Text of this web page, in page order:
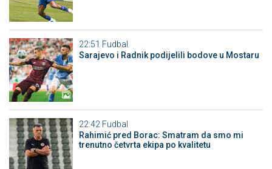
22:51 Fudbal
Sarajevo i Radnik podijelili bodove u Mostaru
22:42 Fudbal
Rahimić pred Borac: Smatram da smo mi
trenutno četvrta ekipa po kvalitetu